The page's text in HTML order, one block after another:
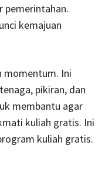
pemerintahan.
kemajuan
momentum. Ini
pikiran, dan
membantu agar
kuliah gratis. Ini
kuliah gratis.